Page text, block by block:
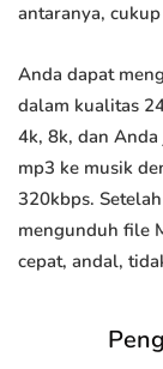
antaranya,
Anda dapat
dalam kualitas
4k, 8k, dan
mp3 ke musik
320kbps.
mengunduh file
cepat, andal,